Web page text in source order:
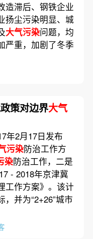
造滞后、钢铁企业
扬尘污染明显、城
大气污染问题，均
严重，加剧了冬季
策对边界大气
年2月17日发布
污染防治工作方
染防治工作，二是
- 2018年京津冀
工作方案》。该计
并为“2+26”城市